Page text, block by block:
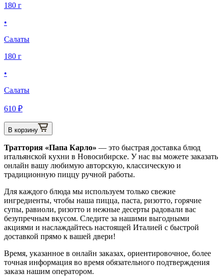
180 г
•
Салаты
180 г
•
Салаты
610 ₽
В корзину
Траттория «Папа Карло» — это быстрая доставка блюд
итальянской кухни в Новосибирске. У нас вы можете заказать
онлайн вашу любимую авторскую, классическую и
традиционную пиццу ручной работы.
Для каждого блюда мы используем только свежие
ингредиенты, чтобы наша пицца, паста, ризотто, горячие
супы, равиоли, ризотто и нежные десерты радовали вас
безупречным вкусом. Следите за нашими выгодными
акциями и наслаждайтесь настоящей Италией с быстрой
доставкой прямо к вашей двери!
Время, указанное в онлайн заказах, ориентировочное, более
точная информация во время обязательного подтверждения
заказа нашим оператором.